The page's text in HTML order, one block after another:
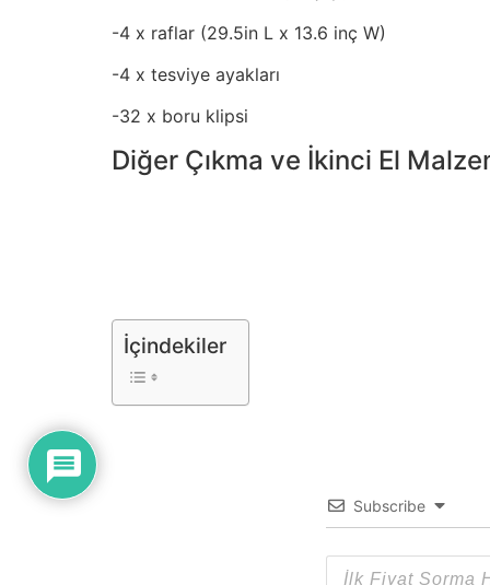
-4 x raflar (29.5in L x 13.6 inç W)
-4 x tesviye ayakları
-32 x boru klipsi
Diğer Çıkma ve İkinci El
İçindekiler
Subscribe